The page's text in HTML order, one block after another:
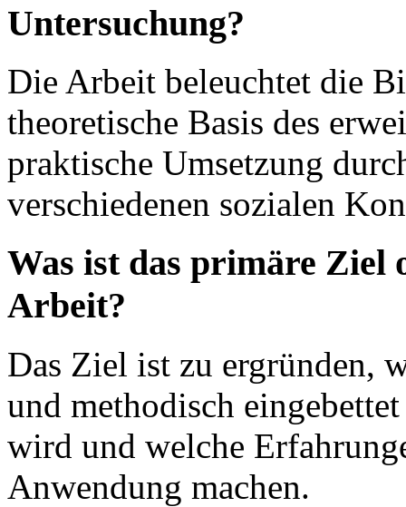
Untersuchung?
Die Arbeit beleuchtet die
theoretische Basis des
praktische Umsetzung
verschiedenen sozialen
Was ist das primäre Ziel
Arbeit?
Das Ziel ist zu ergründen,
und methodisch
wird und welche
Anwendung machen.